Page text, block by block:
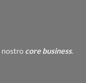
nostro core business.